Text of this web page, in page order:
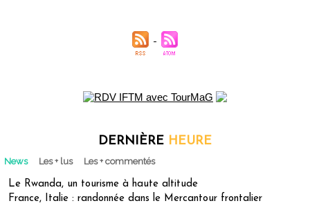
DERNIÈRE HEURE
News Les + lus Les + commentés
Le Rwanda, un tourisme à haute altitude
France, Italie : randonnée dans le Mercantour frontalier